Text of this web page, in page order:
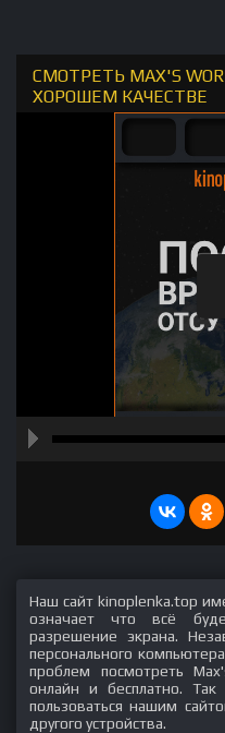
СМОТРЕТЬ MAX'S
ХОРОШЕМ КАЧЕСТВЕ
Наш сайт kinoplenka.top
означает что всё
разрешение экрана.
персонального
проблем посмотреть
онлайн и бесплатно.
пользоваться нашим
другого устройства.